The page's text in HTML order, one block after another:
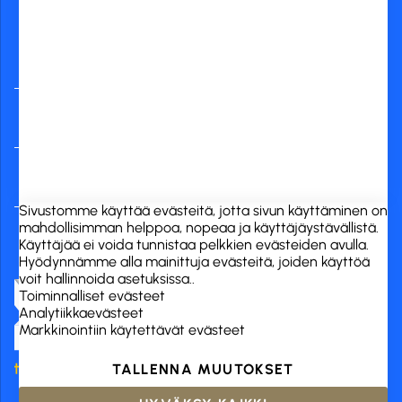
Sivustomme käyttää evästeitä, jotta sivun käyttäminen on
mahdollisimman helppoa, nopeaa ja käyttäjäystävällistä.
Käyttäjää ei voida tunnistaa pelkkien evästeiden avulla.
Hyödynnämme alla mainittuja evästeitä, joiden käyttöä
voit hallinnoida asetuksissa..
Toiminnalliset evästeet
Analytiikkaevästeet
Markkinointiin käytettävät evästeet
TALLENNA MUUTOKSET